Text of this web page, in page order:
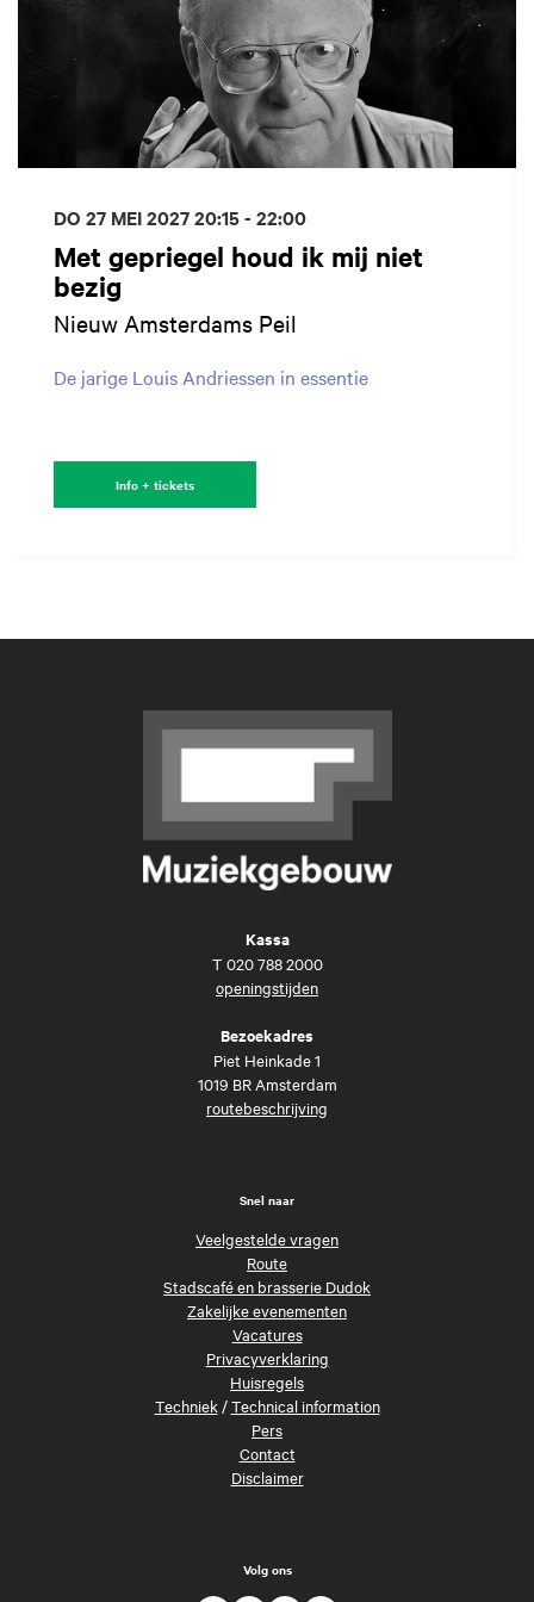
Met gepriegel houd ik mij niet
bezig
Nieuw Amsterdams Peil
De jarige Louis Andriessen in essentie
DO 27 MEI 202720:15 - 22:00
Info + tickets
Kassa
T 020 788 2000
openingstijden
Bezoekadres
Piet Heinkade 1
1019 BR Amsterdam
routebeschrijving
Snel naar
Veelgestelde vragen
Route
Stadscafé en brasserie Dudok
Zakelijke evenementen
Vacatures
Privacyverklaring
Huisregels
Techniek/Technical information
Pers
Contact
Disclaimer
Volg ons